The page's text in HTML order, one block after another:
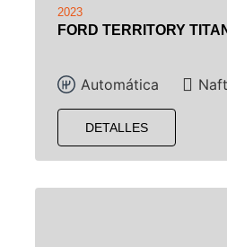
2023
FORD TERRITORY
Automática
DETALLES